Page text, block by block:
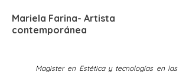
Mariela Farina- Artista
contemporánea
Magister en Estética y tecnologías en las